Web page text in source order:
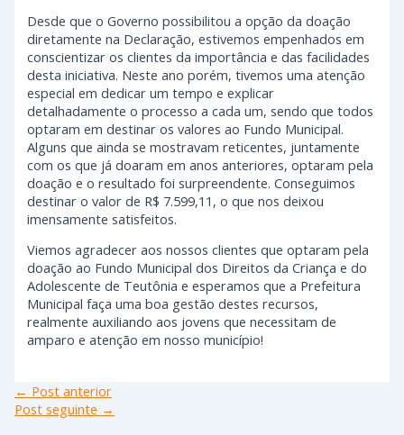
Desde que o Governo possibilitou a opção da doação
diretamente na Declaração, estivemos empenhados em
conscientizar os clientes da importância e das facilidades
desta iniciativa. Neste ano porém, tivemos uma atenção
especial em dedicar um tempo e explicar
detalhadamente o processo a cada um, sendo que todos
optaram em destinar os valores ao Fundo Municipal.
Alguns que ainda se mostravam reticentes, juntamente
com os que já doaram em anos anteriores, optaram pela
doação e o resultado foi surpreendente. Conseguimos
destinar o valor de R$ 7.599,11, o que nos deixou
imensamente satisfeitos.
Viemos agradecer aos nossos clientes que optaram pela
doação ao Fundo Municipal dos Direitos da Criança e do
Adolescente de Teutônia e esperamos que a Prefeitura
Municipal faça uma boa gestão destes recursos,
realmente auxiliando aos jovens que necessitam de
amparo e atenção em nosso município!
← Post anterior
Post seguinte →